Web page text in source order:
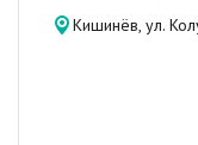
Кишинёв, ул.